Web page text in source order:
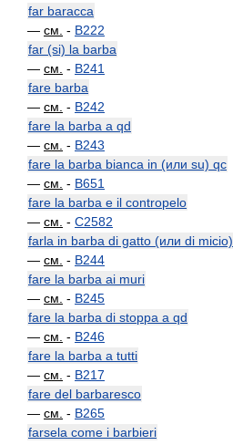
far baracca
— см. - B222
far (si) la barba
— см. - B241
fare barba
— см. - B242
fare la barba a qd
— см. - B243
fare la barba bianca in (или su) qc
— см. - B651
fare la barba e il contropelo
— см. - C2582
farla in barba di gatto (или di micio)
— см. - B244
fare la barba ai muri
— см. - B245
fare la barba di stoppa a qd
— см. - B246
fare la barba a tutti
— см. - B217
fare del barbaresco
— см. - B265
farsela come i barbieri